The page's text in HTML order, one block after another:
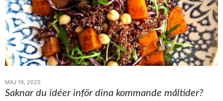
MAJ 19, 2025
Saknar du idéer inför dina kommande måltider?